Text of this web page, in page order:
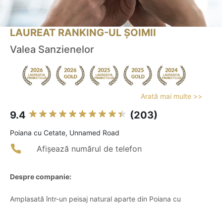
LAUREAT RANKING-UL ȘOIMII
Valea Sanzienelor
Arată mai multe >>
9.4 (203)
Poiana cu Cetate, Unnamed Road
Afișează numărul de telefon
Despre companie:
Amplasată într-un peisaj natural aparte din Poiana cu